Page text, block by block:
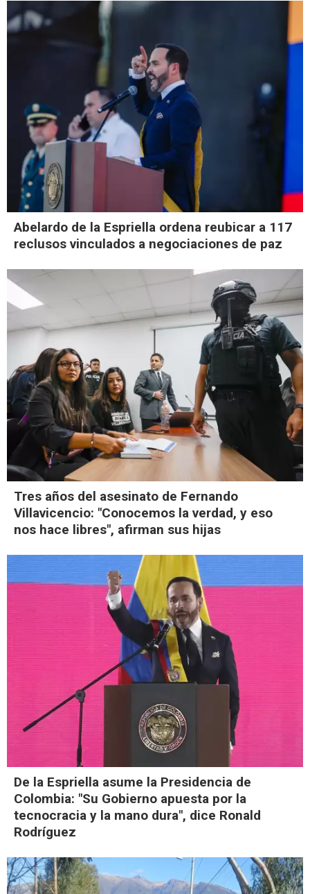
Abelardo de la Espriella ordena reubicar a 117
reclusos vinculados a negociaciones de paz
Tres años del asesinato de Fernando
Villavicencio: "Conocemos la verdad, y eso
nos hace libres", afirman sus hijas
De la Espriella asume la Presidencia de
Colombia: "Su Gobierno apuesta por la
tecnocracia y la mano dura", dice Ronald
Rodríguez